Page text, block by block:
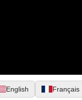
English Français